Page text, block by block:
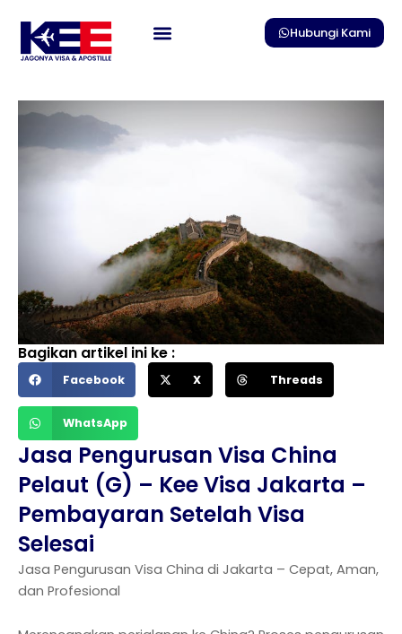
content
Hubungi Kami
Bagikan artikel ini ke :
Facebook X Threads
WhatsApp
Jasa Pengurusan Visa China
Pelaut (G) – Kee Visa Jakarta –
Pembayaran Setelah Visa
Selesai
Jasa Pengurusan Visa China di Jakarta – Cepat, Aman,
dan Profesional